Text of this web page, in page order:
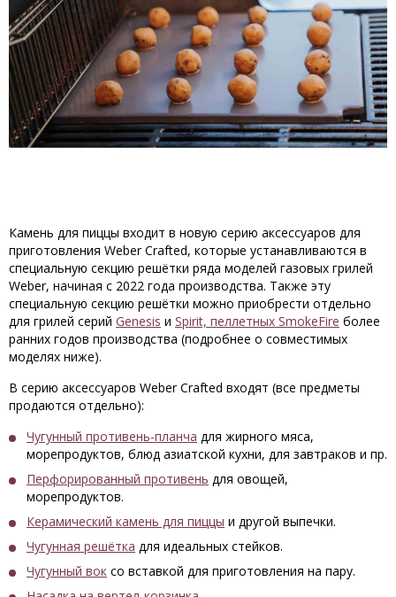
Камень для пиццы входит в новую серию аксессуаров для
приготовления Weber Crafted, которые устанавливаются в
специальную секцию решётки ряда моделей газовых грилей
Weber, начиная с 2022 года производства. Также эту
специальную секцию решётки можно приобрести отдельно
для грилей серий Genesis и Spirit, пеллетных SmokeFire более
ранних годов производства (подробнее о совместимых
моделях ниже).
В серию аксессуаров Weber Crafted входят (все предметы
продаются отдельно):
Чугунный противень-планча для жирного мяса,
морепродуктов, блюд азиатской кухни, для завтраков и пр.
Перфорированный противень для овощей,
морепродуктов.
Керамический камень для пиццы и другой выпечки.
Чугунная решётка для идеальных стейков.
Чугунный вок со вставкой для приготовления на пару.